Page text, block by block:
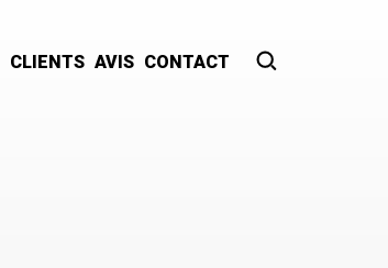
CLIENTS AVIS CONTACT